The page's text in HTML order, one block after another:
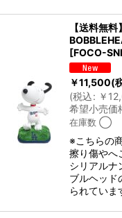
【送料無
[FOCO-
￥11,500(
(税込: ￥
希望小売価
在庫数 ◯
※こちらの
擦り傷やへ
シリアルナ
ブルヘッド
られてい